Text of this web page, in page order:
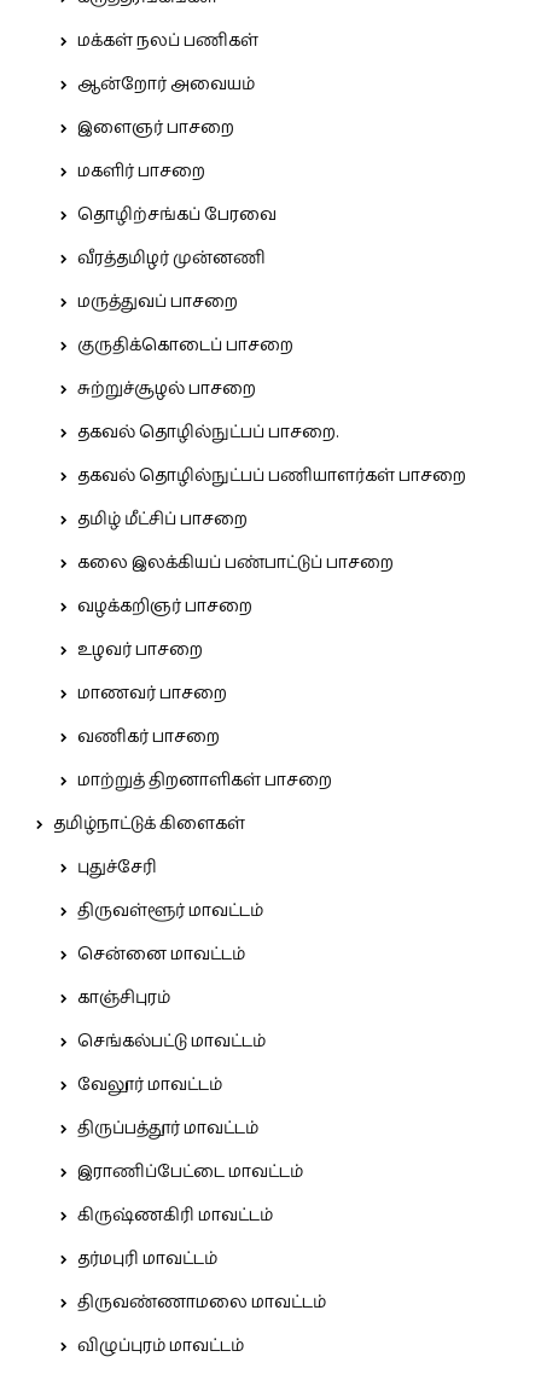
மக்கள் நலப் பணிகள்
ஆன்றோர் அவையம்
இளைஞர் பாசறை
மகளிர் பாசறை
தொழிற்சங்கப் பேரவை
வீரத்தமிழர் முன்னணி
மருத்துவப் பாசறை
குருதிக்கொடைப் பாசறை
சுற்றுச்சூழல் பாசறை
தகவல் தொழில்நுட்பப் பாசறை.
தகவல் தொழில்நுட்பப் பணியாளர்கள் பாசறை
தமிழ் மீட்சிப் பாசறை
கலை இலக்கியப் பண்பாட்டுப் பாசறை
வழக்கறிஞர் பாசறை
உழவர் பாசறை
மாணவர் பாசறை
வணிகர் பாசறை
மாற்றுத் திறனாளிகள் பாசறை
தமிழ்நாட்டுக் கிளைகள்
புதுச்சேரி
திருவள்ளூர் மாவட்டம்
சென்னை மாவட்டம்
காஞ்சிபுரம்
செங்கல்பட்டு மாவட்டம்
வேலூர் மாவட்டம்
திருப்பத்தூர் மாவட்டம்
இராணிப்பேட்டை மாவட்டம்
கிருஷ்ணகிரி மாவட்டம்
தர்மபுரி மாவட்டம்
திருவண்ணாமலை மாவட்டம்
விழுப்புரம் மாவட்டம்